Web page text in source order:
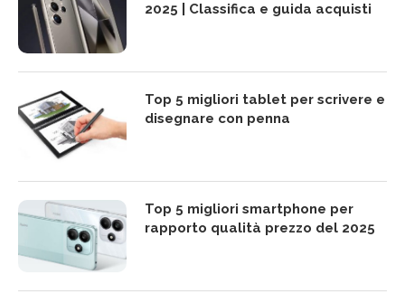
2025 | Classifica e guida acquisti
Top 5 migliori tablet per scrivere e
disegnare con penna
Top 5 migliori smartphone per
rapporto qualità prezzo del 2025